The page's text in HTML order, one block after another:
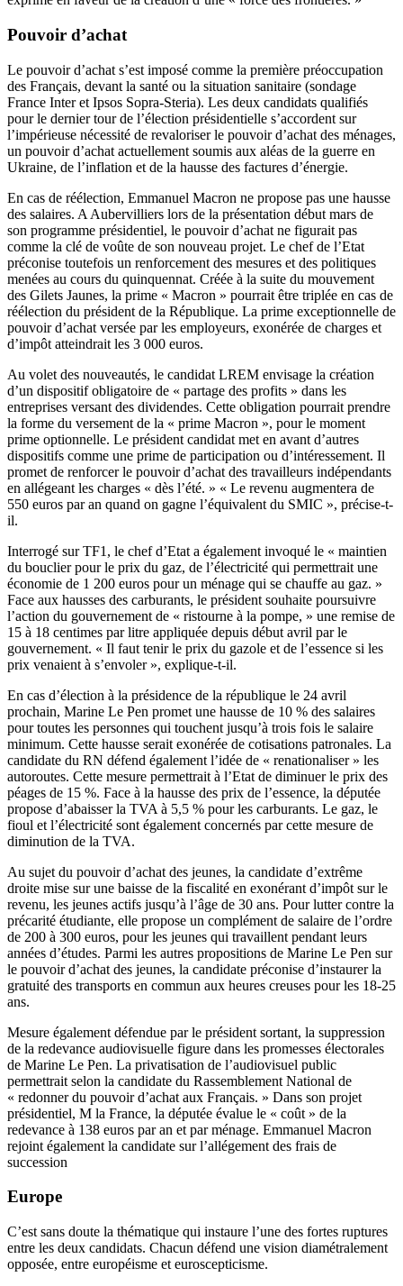
Pouvoir d’achat
Le pouvoir d’achat s’est imposé comme la première préoccupation
des Français, devant la santé ou la situation sanitaire (sondage
France Inter et Ipsos Sopra-Steria). Les deux candidats qualifiés
pour le dernier tour de l’élection présidentielle s’accordent sur
l’impérieuse nécessité de revaloriser le pouvoir d’achat des ménages,
un pouvoir d’achat actuellement soumis aux aléas de la guerre en
Ukraine, de l’inflation et de la hausse des factures d’énergie.
En cas de réélection, Emmanuel Macron ne propose pas une hausse
des salaires. A Aubervilliers lors de la présentation début mars de
son programme présidentiel, le pouvoir d’achat ne figurait pas
comme la clé de voûte de son nouveau projet. Le chef de l’Etat
préconise toutefois un renforcement des mesures et des politiques
menées au cours du quinquennat. Créée à la suite du mouvement
des Gilets Jaunes, la prime « Macron » pourrait être triplée en cas de
réélection du président de la République. La prime exceptionnelle de
pouvoir d’achat versée par les employeurs, exonérée de charges et
d’impôt atteindrait les 3 000 euros.
Au volet des nouveautés, le candidat LREM envisage la création
d’un dispositif obligatoire de « partage des profits » dans les
entreprises versant des dividendes. Cette obligation pourrait prendre
la forme du versement de la « prime Macron », pour le moment
prime optionnelle. Le président candidat met en avant d’autres
dispositifs comme une prime de participation ou d’intéressement. Il
promet de renforcer le pouvoir d’achat des travailleurs indépendants
en allégeant les charges « dès l’été. » « Le revenu augmentera de
550 euros par an quand on gagne l’équivalent du SMIC », précise-t-
il.
Interrogé sur TF1, le chef d’Etat a également invoqué le « maintien
du bouclier pour le prix du gaz, de l’électricité qui permettrait une
économie de 1 200 euros pour un ménage qui se chauffe au gaz. »
Face aux hausses des carburants, le président souhaite poursuivre
l’action du gouvernement de « ristourne à la pompe, » une remise de
15 à 18 centimes par litre appliquée depuis début avril par le
gouvernement. « Il faut tenir le prix du gazole et de l’essence si les
prix venaient à s’envoler », explique-t-il.
En cas d’élection à la présidence de la république le 24 avril
prochain, Marine Le Pen promet une hausse de 10 % des salaires
pour toutes les personnes qui touchent jusqu’à trois fois le salaire
minimum. Cette hausse serait exonérée de cotisations patronales. La
candidate du RN défend également l’idée de « renationaliser » les
autoroutes. Cette mesure permettrait à l’Etat de diminuer le prix des
péages de 15 %. Face à la hausse des prix de l’essence, la députée
propose d’abaisser la TVA à 5,5 % pour les carburants. Le gaz, le
fioul et l’électricité sont également concernés par cette mesure de
diminution de la TVA.
Au sujet du pouvoir d’achat des jeunes, la candidate d’extrême
droite mise sur une baisse de la fiscalité en exonérant d’impôt sur le
revenu, les jeunes actifs jusqu’à l’âge de 30 ans. Pour lutter contre la
précarité étudiante, elle propose un complément de salaire de l’ordre
de 200 à 300 euros, pour les jeunes qui travaillent pendant leurs
années d’études. Parmi les autres propositions de Marine Le Pen sur
le pouvoir d’achat des jeunes, la candidate préconise d’instaurer la
gratuité des transports en commun aux heures creuses pour les 18-25
ans.
Mesure également défendue par le président sortant, la suppression
de la redevance audiovisuelle figure dans les promesses électorales
de Marine Le Pen. La privatisation de l’audiovisuel public
permettrait selon la candidate du Rassemblement National de
« redonner du pouvoir d’achat aux Français. » Dans son projet
présidentiel, M la France, la députée évalue le « coût » de la
redevance à 138 euros par an et par ménage. Emmanuel Macron
rejoint également la candidate sur l’allégement des frais de
succession
Europe
C’est sans doute la thématique qui instaure l’une des fortes ruptures
entre les deux candidats. Chacun défend une vision diamétralement
opposée, entre européisme et euroscepticisme.